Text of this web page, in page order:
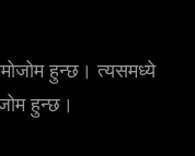
हुन्छ। त्यसमध्ये
हुन्छ।